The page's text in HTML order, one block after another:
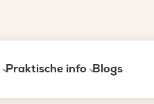
Praktische info Blogs